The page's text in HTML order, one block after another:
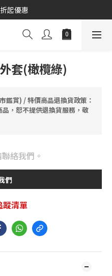
起優惠
起優惠
精選 5 折
套(橄欖綠)
鑑賞) / 特價商品退換貨政策：
，恕不提供退換貨服務，敬
絡我們。
們
蹤清單